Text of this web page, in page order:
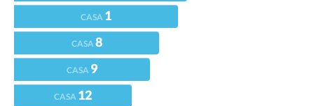
CASA 1
CASA8
CASA 9
CASA 12